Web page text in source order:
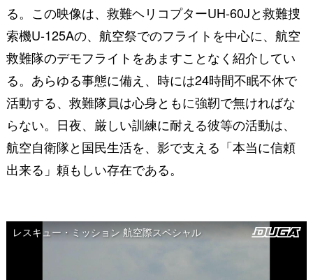
る。この映像は、救難ヘリコプターUH-60Jと救難捜
索機U-125Aの、航空祭でのフライトを中心に、航空
救難隊のデモフライトをあますことなく紹介してい
る。あらゆる事態に備え、時には24時間不眠不休で
活動する、救難隊員は心身ともに強靭で無ければな
らない。日夜、厳しい訓練に耐える彼等の活動は、
航空自衛隊と国民生活を、影で支える「本当に信頼
出来る」頼もしい存在である。